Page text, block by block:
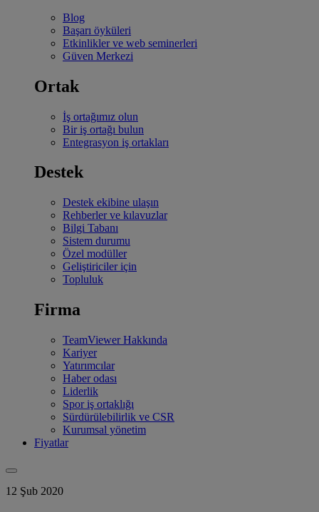
Blog
Başarı öyküleri
Etkinlikler ve web seminerleri
Güven Merkezi
Ortak
İş ortağımız olun
Bir iş ortağı bulun
Entegrasyon iş ortakları
Destek
Destek ekibine ulaşın
Rehberler ve kılavuzlar
Bilgi Tabanı
Sistem durumu
Özel modüller
Geliştiriciler için
Topluluk
Firma
TeamViewer Hakkında
Kariyer
Yatırımcılar
Haber odası
Liderlik
Spor iş ortaklığı
Sürdürülebilirlik ve CSR
Kurumsal yönetim
Fiyatlar
12 Şub 2020